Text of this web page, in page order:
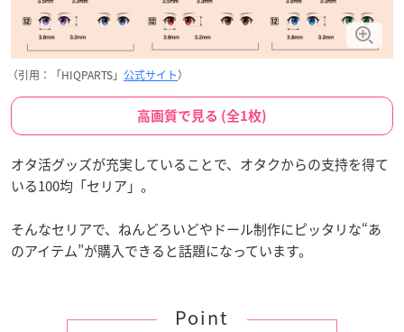
（引用：「HIQPARTS」 公式サイト）
高画質で見る (全1枚)
オタ活グッズが充実していることで、オタクからの支持を得て
いる100均「セリア」。
そんなセリアで、ねんどろいどやドール制作にピッタリな“あ
のアイテム”が購入できると話題になっています。
Point